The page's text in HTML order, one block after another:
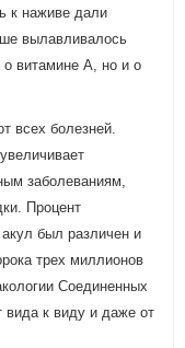
к наживе дали
вылавливалось
витамине А, но и о
всех болезней.
заболеваниям,
Процент
был различен и
трех миллионов
Соединенных
вида к виду и даже от